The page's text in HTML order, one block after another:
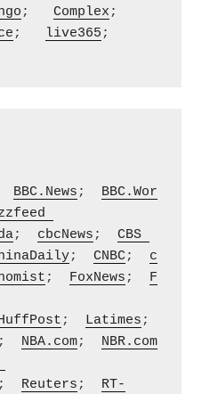
; Complex;
; live365;
BBC.News; BBC.Wor
; cbcNews; CBS
; CNBC; c
; FoxNews; F
; Latimes;
; NBA.com; NBR.com
; Reuters; RT-